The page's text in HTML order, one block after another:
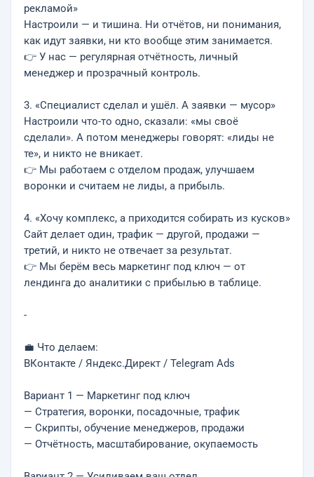
рекламой»
Настроили — и тишина. Ни отчётов, ни понимания,
как идут заявки, ни кто вообще этим занимается.
👉 У нас — регулярная отчётность, личный
менеджер и прозрачный контроль.
3. «Специалист сделал и ушёл. А заявки — мусор»
Настроили что-то одно, сказали: «мы своё
сделали». А потом менеджеры говорят: «лиды не
те», и никто не вникает.
👉 Мы работаем с отделом продаж, улучшаем
воронки и считаем не лиды, а прибыль.
4. «Хочу комплекс, а приходится собирать из кусков»
Сайт делает один, трафик — другой, продажи —
третий, и никто не отвечает за результат.
👉 Мы берём весь маркетинг под ключ — от
лендинга до аналитики с прибылью в таблице.
-
💼 Что делаем:
ВКонтакте / Яндекс.Директ / Telegram Ads
Вариант 1 — Маркетинг под ключ
— Стратегия, воронки, посадочные, трафик
— Скрипты, обучение менеджеров, продажи
— Отчётность, масштабирование, окупаемость